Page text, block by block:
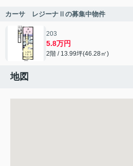
カーサ レジーナⅡの募集中物件
203
5.8万円
2階 / 13.99坪(46.28㎡)
地図